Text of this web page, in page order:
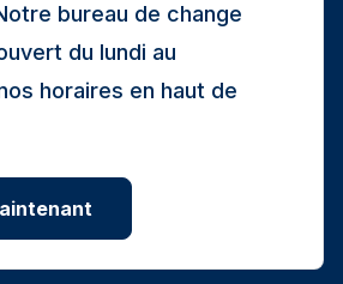
bureau de change
du lundi au
horaires en haut de